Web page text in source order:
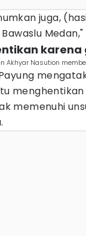
juga,
Akhyar Nasution
memenuhi